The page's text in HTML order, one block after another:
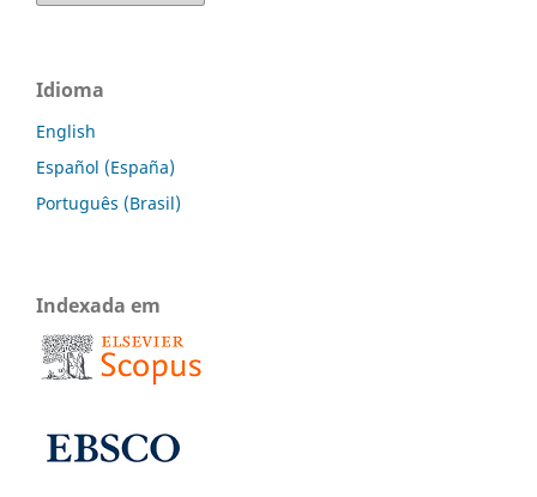
Idioma
English
Español (España)
Português (Brasil)
Indexada em